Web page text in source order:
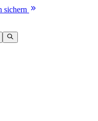
sichern